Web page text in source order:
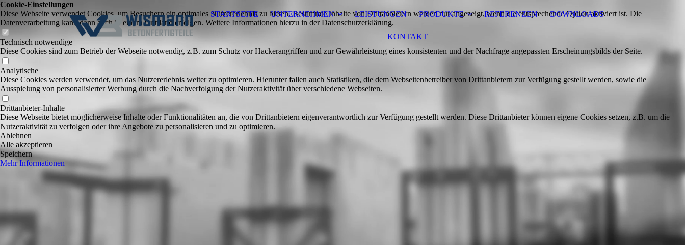
STARTSEITE UNTERNEHMEN LEISTUNGEN PRODUKTE REFERENZEN DOWNLOADS
KONTAKT
Cookie-Einstellungen
Diese Webseite verwendet Cookies, um Besuchern ein optimales Nutzererlebnis zu bieten. Bestimmte Inhalte von Drittanbietern werden nur angezeigt, wenn die entsprechende Option aktiviert ist. Die
Datenverarbeitung kann dann auch in einem Drittland erfolgen. Weitere Informationen hierzu in der Datenschutzerklärung.
Technisch notwendige
Diese Cookies sind zum Betrieb der Webseite notwendig, z.B. zum Schutz vor Hackerangriffen und zur Gewährleistung eines konsistenten und der Nachfrage angepassten Erscheinungsbilds der Seite.
Analytische
Diese Cookies werden verwendet, um das Nutzererlebnis weiter zu optimieren. Hierunter fallen auch Statistiken, die dem Webseitenbetreiber von Drittanbietern zur Verfügung gestellt werden, sowie die
Ausspielung von personalisierter Werbung durch die Nachverfolgung der Nutzeraktivität über verschiedene Webseiten.
Drittanbieter-Inhalte
Diese Webseite bietet möglicherweise Inhalte oder Funktionalitäten an, die von Drittanbietern eigenverantwortlich zur Verfügung gestellt werden. Diese Drittanbieter können eigene Cookies setzen, z.B. um die
Nutzeraktivität zu verfolgen oder ihre Angebote zu personalisieren und zu optimieren.
Ablehnen
Alle akzeptieren
Speichern
Mehr Informationen